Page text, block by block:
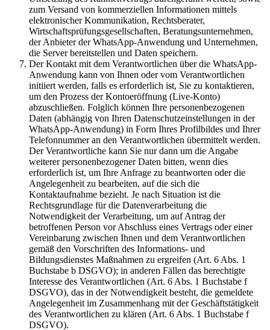
zum Versand von kommerziellen Informationen mittels
elektronischer Kommunikation, Rechtsberater,
Wirtschaftsprüfungsgesellschaften, Beratungsunternehmen,
der Anbieter der WhatsApp-Anwendung und Unternehmen,
die Server bereitstellen und Daten speichern.
Der Kontakt mit dem Verantwortlichen über die WhatsApp-
Anwendung kann von Ihnen oder vom Verantwortlichen
initiiert werden, falls es erforderlich ist, Sie zu kontaktieren,
um den Prozess der Kontoeröffnung (Live-Konto)
abzuschließen. Folglich können Ihre personenbezogenen
Daten (abhängig von Ihren Datenschutzeinstellungen in der
WhatsApp-Anwendung) in Form Ihres Profilbildes und Ihrer
Telefonnummer an den Verantwortlichen übermittelt werden.
Der Verantwortliche kann Sie nur dann um die Angabe
weiterer personenbezogener Daten bitten, wenn dies
erforderlich ist, um Ihre Anfrage zu beantworten oder die
Angelegenheit zu bearbeiten, auf die sich die
Kontaktaufnahme bezieht. Je nach Situation ist die
Rechtsgrundlage für die Datenverarbeitung die
Notwendigkeit der Verarbeitung, um auf Antrag der
betroffenen Person vor Abschluss eines Vertrags oder einer
Vereinbarung zwischen Ihnen und dem Verantwortlichen
gemäß den Vorschriften des Informations- und
Bildungsdienstes Maßnahmen zu ergreifen (Art. 6 Abs. 1
Buchstabe b DSGVO); in anderen Fällen das berechtigte
Interesse des Verantwortlichen (Art. 6 Abs. 1 Buchstabe f
DSGVO), das in der Notwendigkeit besteht, die gemeldete
Angelegenheit im Zusammenhang mit der Geschäftstätigkeit
des Verantwortlichen zu klären (Art. 6 Abs. 1 Buchstabe f
DSGVO).